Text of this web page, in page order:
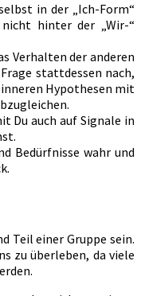
in der „Ich-Form“
nicht hinter der „Wir-“
Verhalten der anderen
stattdessen nach,
inneren Hypothesen mit
Du auch auf Signale in
Bedürfnisse wahr und
Teil einer Gruppe sein.
zu überleben, da viele